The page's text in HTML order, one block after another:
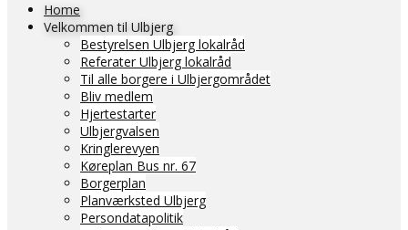
Home
Velkommen til Ulbjerg
Bestyrelsen Ulbjerg lokalråd
Referater Ulbjerg lokalråd
Til alle borgere i Ulbjergområdet
Bliv medlem
Hjertestarter
Ulbjergvalsen
Kringlerevyen
Køreplan Bus nr. 67
Borgerplan
Planværksted Ulbjerg
Persondatapolitik